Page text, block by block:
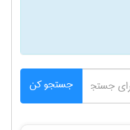
جستجو کن